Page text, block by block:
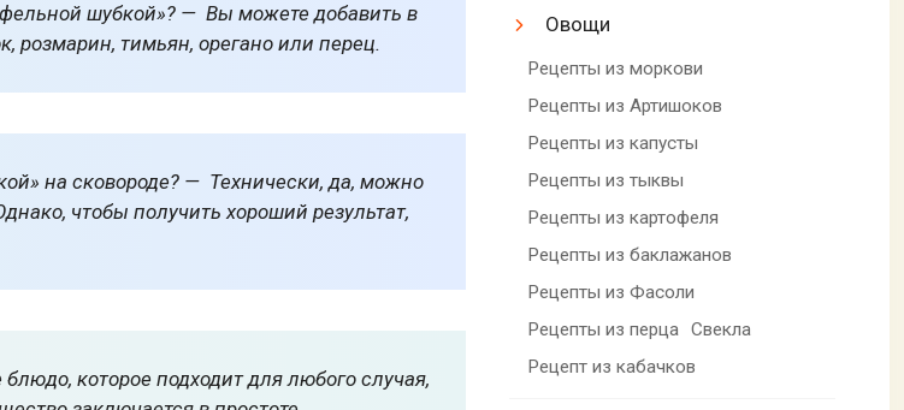
шубкой»? — Вы можете добавить в
розмарин, тимьян, орегано или перец.
на сковороде? — Технически, да, можно
чтобы получить хороший результат,
которое подходит для любого случая,
Овощи
Рецепты из моркови
Рецепты из Артишоков
Рецепты из капусты
Рецепты из тыквы
Рецепты из картофеля
Рецепты из баклажанов
Рецепты из Фасоли
Рецепты из перца Свекла
Рецепт из кабачков